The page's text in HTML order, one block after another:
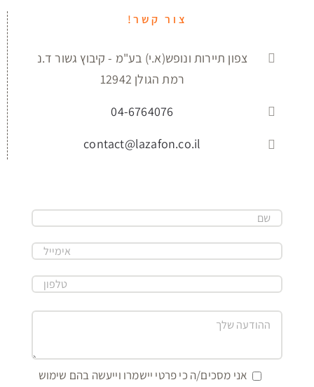
צור קשר!
צפון תיירות ונופש(א.י) בע"מ - קיבוץ גשור ד.נ
רמת הגולן 12942
04-6764076
contact@lazafon.co.il
אני מסכים/ה כי פרטי יישמרו וייעשה בהם שימוש